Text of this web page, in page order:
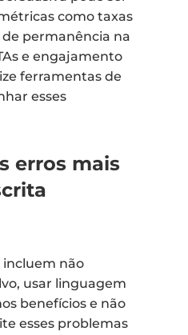
como taxas
permanência na
e engajamento
ferramentas de
esses
erros mais
incluem não
usar linguagem
benefícios e não
esses problemas